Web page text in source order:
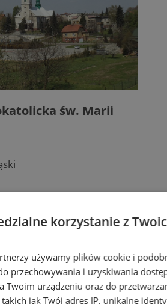
św. Marii
00
do piątku 700, 18 00(zima – 17 00)
– 1700)
korzystanie z
używamy plików cookie i
przechowywania i uzyskiwania
Twoim urządzeniu oraz do
jak Twój adres IP, unikalne